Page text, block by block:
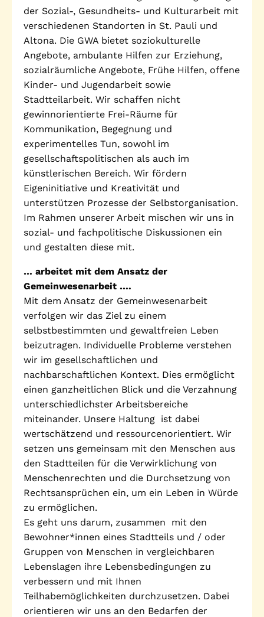
Standorte
Gemeinwesenarbeit
Raumvermietung
Auszeichnungen
Jobs + Praktika
Förderverein
Förderer
Leseförderung
Ferienprogramm
Beratung +
Unterstützung
ADEBAR
IBiS
Offene Sozial- und
Behördenberatung
Big Point
Mieter helfern
Mietern
Familienberatung –
für Fragen zur
Erziehung
Stadtteil + Kultur
Gefährliche Orte
Stadtteilarbeit
Medienzentrum
Stadtteiltheater
Küchenkonzerte
GWA St. Pauli e.V.
Gemeinwesenarbeit | Kulturarbeit | Sozialarbeit
Hein-Köllisch-Platz 11 + 12, 20359 Hamburg
Telefon: (040) 319 36 23
Fax: (040) 410 98 87 57
E-Mail:info@gwa-stpauli.de
Spenden: Investieren Sie in die GWA!
der Sozial-, Gesundheits- und Kulturarbeit mit
verschiedenen Standorten in St. Pauli und
Altona. Die GWA bietet soziokulturelle
Angebote, ambulante Hilfen zur Erziehung,
sozialräumliche Angebote, Frühe Hilfen, offene
Kinder- und Jugendarbeit sowie
Stadtteilarbeit. Wir schaffen nicht
gewinnorientierte Frei-Räume für
Kommunikation, Begegnung und
experimentelles Tun, sowohl im
gesellschaftspolitischen als auch im
künstlerischen Bereich. Wir fördern
Eigeninitiative und Kreativität und
unterstützen Prozesse der Selbstorganisation.
Im Rahmen unserer Arbeit mischen wir uns in
sozial- und fachpolitische Diskussionen ein
und gestalten diese mit.
… arbeitet mit dem Ansatz der
Gemeinwesenarbeit ….
Mit dem Ansatz der Gemeinwesenarbeit
verfolgen wir das Ziel zu einem
selbstbestimmten und gewaltfreien Leben
beizutragen. Individuelle Probleme verstehen
wir im gesellschaftlichen und
nachbarschaftlichen Kontext. Dies ermöglicht
einen ganzheitlichen Blick und die Verzahnung
unterschiedlichster Arbeitsbereiche
miteinander. Unsere Haltung ist dabei
wertschätzend und ressourcenorientiert. Wir
setzen uns gemeinsam mit den Menschen aus
den Stadtteilen für die Verwirklichung von
Menschenrechten und die Durchsetzung von
Rechtsansprüchen ein, um ein Leben in Würde
zu ermöglichen.
Es geht uns darum, zusammen mit den
Bewohner*innen eines Stadtteils und / oder
Gruppen von Menschen in vergleichbaren
Lebenslagen ihre Lebensbedingungen zu
verbessern und mit Ihnen
Teilhabemöglichkeiten durchzusetzen. Dabei
orientieren wir uns an den Bedarfen der